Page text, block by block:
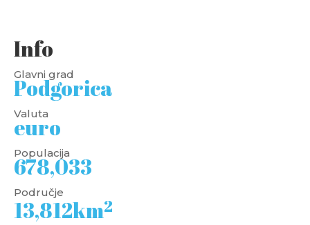
Info
Glavni grad
Podgorica
Valuta
euro
Populacija
678,033
Područje
13,812km2